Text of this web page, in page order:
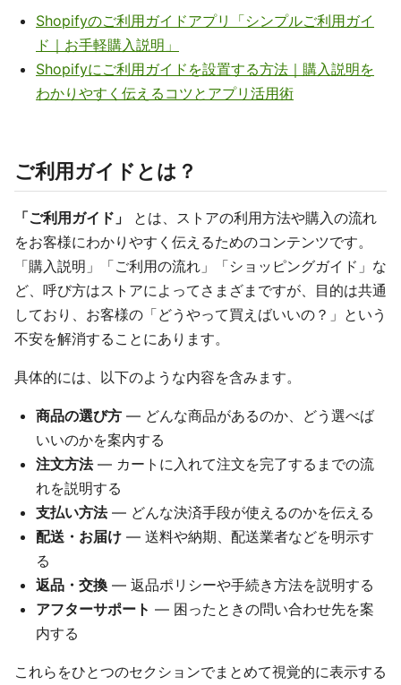
Shopifyのご利用ガイドアプリ「シンプルご利用ガイ
ド｜お手軽購入説明」
Shopifyにご利用ガイドを設置する方法｜購入説明を
わかりやすく伝えるコツとアプリ活用術
ご利用ガイドとは？
「ご利用ガイド」
とは、ストアの利用方法や購入の流れ
をお客様にわかりやすく伝えるためのコンテンツです。
「購入説明」「ご利用の流れ」「ショッピングガイド」な
ど、呼び方はストアによってさまざまですが、目的は共通
しており、お客様の「どうやって買えばいいの？」という
不安を解消することにあります。
具体的には、以下のような内容を含みます。
商品の選び方 — どんな商品があるのか、どう選べば
いいのかを案内する
注文方法— カートに入れて注文を完了するまでの流
れを説明する
支払い方法— どんな決済手段が使えるのかを伝える
配送・お届け — 送料や納期、配送業者などを明示す
る
返品・交換 — 返品ポリシーや手続き方法を説明する
アフターサポート — 困ったときの問い合わせ先を案
内する
これらをひとつのセクションでまとめて視覚的に表示する